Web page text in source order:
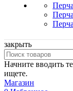
закрыть
Начните вводить
ищете.
Магазин